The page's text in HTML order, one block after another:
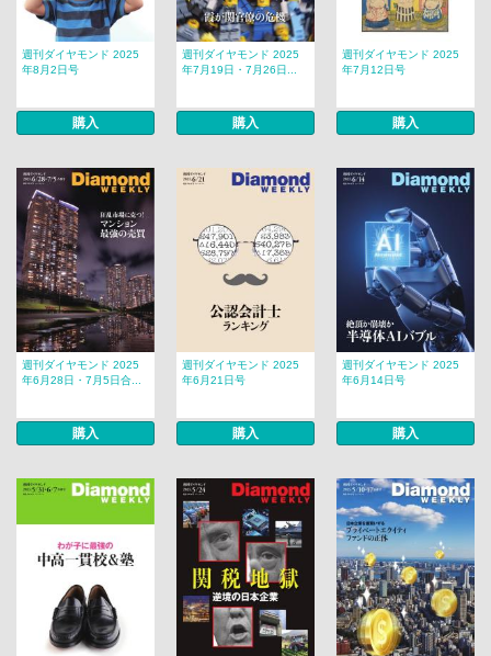
週刊ダイヤモンド 2025
年8月2日号
購入
週刊ダイヤモンド 2025
年7月19日・7月26日...
購入
週刊ダイヤモンド 2025
年7月12日号
購入
週刊ダイヤモンド 2025
年6月28日・7月5日合...
購入
週刊ダイヤモンド 2025
年6月21日号
購入
週刊ダイヤモンド 2025
年6月14日号
購入